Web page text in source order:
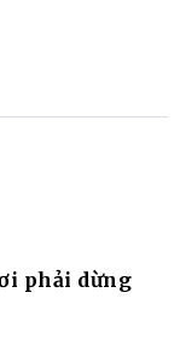
phải dừng